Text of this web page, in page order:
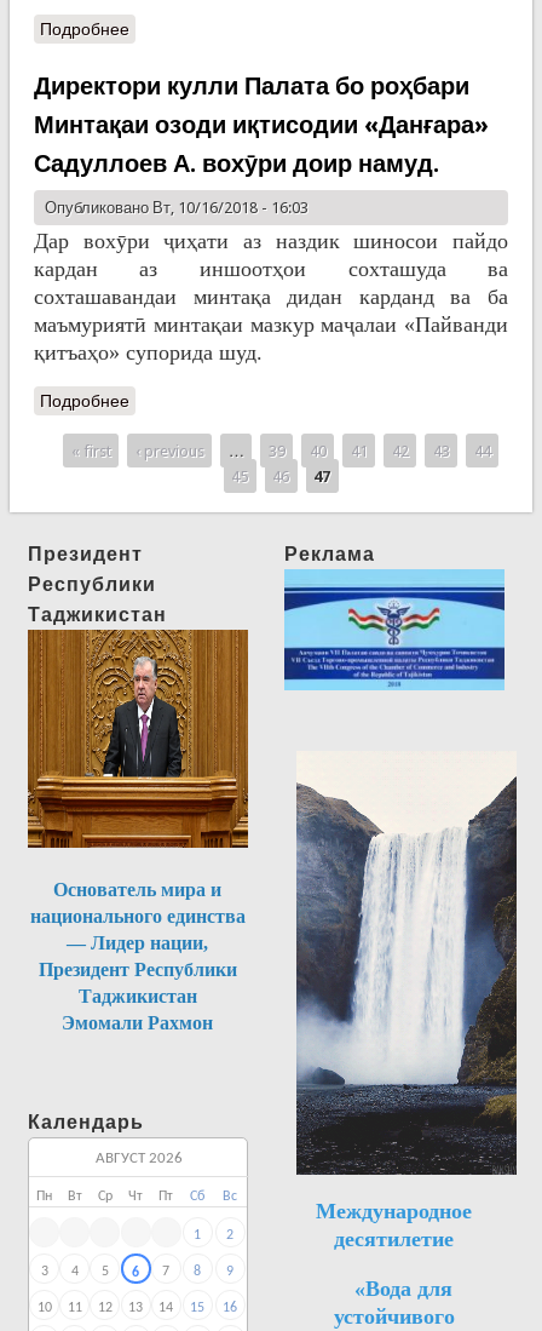
Подробнее
Директори кулли Палата бо роҳбари
Минтақаи озоди иқтисодии «Данғара»
Садуллоев А. вохӯри доир намуд.
Опубликовано Вт, 10/16/2018 - 16:03
Дар вохӯри ҷиҳати аз наздик шиносои пайдо
кардан аз иншоотҳои сохташуда ва
сохташавандаи минтақа дидан карданд ва ба
маъмуриятӣ минтақаи мазкур маҷалаи «Пайванди
қитъаҳо» супорида шуд.
Подробнее
Pages
« first ‹ previous … 39 40 41 42 43
44
45
46 47
Президент
Республики
Таджикистан
Основатель мира и
национального единства
— Лидер нации,
Президент Республики
Таджикистан
Эмомали Рахмон
Календарь
Пн Вт Ср Чт Пт Сб Вс
1 2
3 4 5 6 7 8 9
10 11 12 13 14 15 16
АВГУСТ 2026
Реклама
Международное
десятилетие
«Вода для
устойчивого